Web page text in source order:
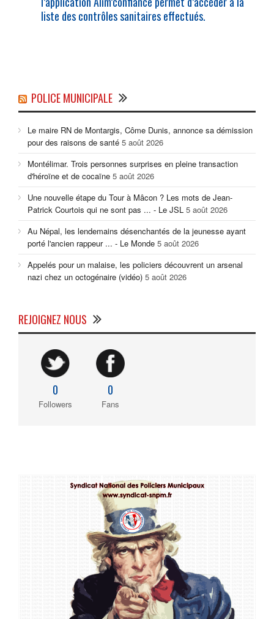
liste des contrôles sanitaires effectués.
POLICE MUNICIPALE
Le maire RN de Montargis, Côme Dunis, annonce sa démission
pour des raisons de santé 5 août 2026
Montélimar. Trois personnes surprises en pleine transaction
d'héroïne et de cocaïne 5 août 2026
Une nouvelle étape du Tour à Mâcon ? Les mots de Jean-
Patrick Courtois qui ne sont pas ... - Le JSL 5 août 2026
Au Népal, les lendemains désenchantés de la jeunesse ayant
porté l'ancien rappeur ... - Le Monde 5 août 2026
Appelés pour un malaise, les policiers découvrent un arsenal
nazi chez un octogénaire (vidéo) 5 août 2026
REJOIGNEZ NOUS
0
Followers
0
Fans